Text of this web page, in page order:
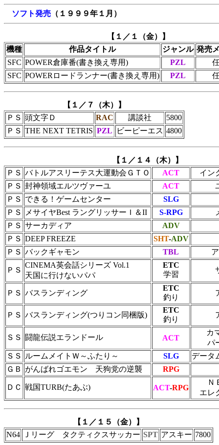
ソフト発売 （１９９９年１月）
【１／１（金）】
機種
作品タイトル ジャンル 発売
SFC POWER倉庫番(書き換え専用) PZL
SFC POWERロードランナー(書き換え専用) PZL
【１／７（木）】
ＰＳ 頭文字Ｄ RAC 講談社
5800
ＰＳ THE NEXT TETRIS PZL ビーピーエス 4800
【１／１４（木）】
ＰＳ バトルアスリーテス大運動会ＧＴＯ ACT
イン
ＰＳ 封神領域エルツヴァーユ ACT
ＰＳ できる！ゲームセンター
SLG
ＰＳ
メサイヤBest ラングリッサーＩ＆II S-RPG
ＰＳ サーカディア
ADV
ＰＳ DEEP FREEZE SHT-ADV
ＰＳ バックギャモン TBL
ＰＳ
CINEMA英会話シリーズ Vol.1
天国に行けないパパ
ETC
学習
ＰＳ バスランディング
ETC
釣り
ＰＳ バスランディング(つりコン同梱版)
ETC
釣り
ＳＳ 闘龍伝説エランドール ACT
カ
パ
ＳＳ
ルームメイトＷ～ふたり～ SLG
データ
ＧＢ
がんばれゴエモン 天狗党の逆襲 RPG
ＤＣ 戦国TURB(たあぶ) ACT-RPG
Ｎ
エレ
【１／１５（金）】
N64
Ｊリーグ タクティクスサッカー SPT アスキー 7800